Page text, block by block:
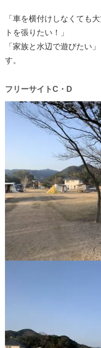
「車を横付けしなくても
トを張りたい！」
「家族と水辺で遊びたい
す。
フリーサイトC・D